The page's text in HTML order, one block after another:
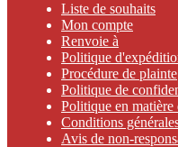
Liste de souhaits
Mon compte
Renvoie à
Politique
Procédure de plainte
Politique de
Politique en matière
Conditions
Avis de non-